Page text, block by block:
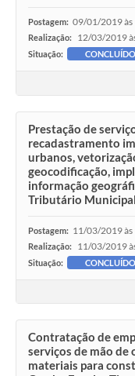
Postagem: 09/01/2019 às
Realização: 12/03/2019
Situação: CONCLUÍDO
Prestação de
recadastramento
urbanos,
geocodificação,
informação
Tributário
Postagem: 11/03/2019
Realização: 11/03/2019
Situação: CONCLUÍDO
Contratação de
serviços de mão
materiais para